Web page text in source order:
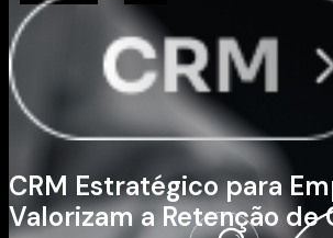
CRM Estratégico para
Valorizam a Retenção de